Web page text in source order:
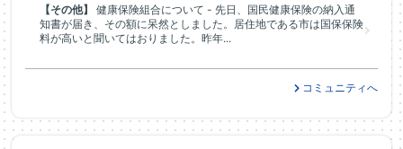
【その他】
健康保険組合について - 先日、国民健康保険の納入通
知書が届き、その額に呆然としました。居住地である市は国保保険
料が高いと聞いてはおりました。昨年...
コミュニティへ